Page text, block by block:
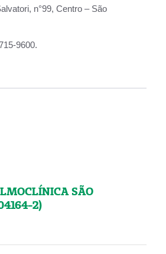
n°99, Centro – São
9600.
SÃO
2)